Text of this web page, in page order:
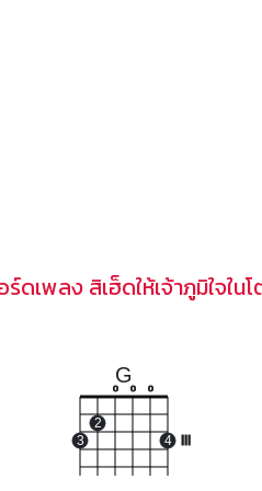
เพลง สิเฮ็ดให้เจ้าภูมิใจใน
G
3
2
o o o
4